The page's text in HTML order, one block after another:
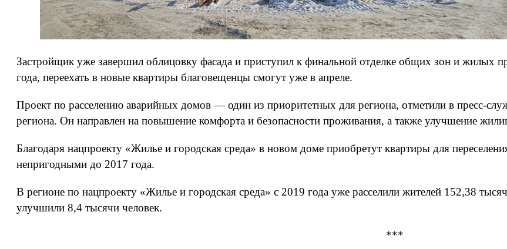
Застройщик уже завершил облицовку фасада и приступил к финальной отделке общих зон и жилых
года, переехать в новые квартиры благовещенцы смогут уже в апреле.
Проект по расселению аварийных домов — один из приоритетных для региона, отметили в пресс-
региона. Он направлен на повышение комфорта и безопасности проживания, а также улучшение
Благодаря нацпроекту «Жилье и городская среда» в новом доме приобретут квартиры для
непригодными до 2017 года.
В регионе по нацпроекту «Жилье и городская среда» с 2019 года уже расселили жителей 152,38
улучшили 8,4 тысячи человек.
***